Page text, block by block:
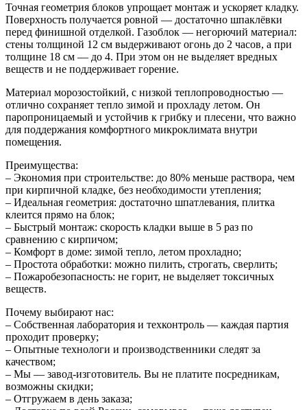
Точная геометрия блоков упрощает монтаж и ускоряет кладку.
Поверхность получается ровной — достаточно шпаклёвки
перед финишной отделкой. Газоблок — негорючий материал:
стены толщиной 12 см выдерживают огонь до 2 часов, а при
толщине 18 см — до 4. При этом он не выделяет вредных
веществ и не поддерживает горение.
Материал морозостойкий, с низкой теплопроводностью —
отлично сохраняет тепло зимой и прохладу летом. Он
паропроницаемый и устойчив к грибку и плесени, что важно
для поддержания комфортного микроклимата внутри
помещения.
Преимущества:
– Экономия при строительстве: до 80% меньше раствора, чем
при кирпичной кладке, без необходимости утепления;
– Идеальная геометрия: достаточно шпатлевания, плитка
клеится прямо на блок;
– Быстрый монтаж: скорость кладки выше в 5 раз по
сравнению с кирпичом;
– Комфорт в доме: зимой тепло, летом прохладно;
– Простота обработки: можно пилить, строгать, сверлить;
– Пожаробезопасность: не горит, не выделяет токсичных
веществ.
Почему выбирают нас:
– Собственная лаборатория и техконтроль — каждая партия
проходит проверку;
– Опытные технологи и производственники следят за
качеством;
– Мы — завод-изготовитель. Вы не платите посредникам,
возможны скидки;
– Отгружаем в день заказа;